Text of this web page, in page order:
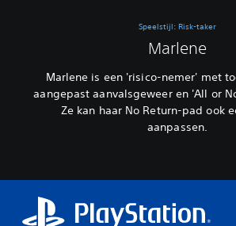
Speelstijl: Risk-taker
Marlene
Marlene is een 'risico-nemer' met
aangepast aanvalsgeweer en 'All or
Ze kan haar No Return-pad ook
aanpassen.